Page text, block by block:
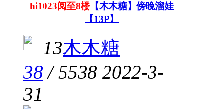
hi1023阅至8楼【木木糖】傍晚溜娃
【13P】
13木木糖
38 /5538 2022-3-
31